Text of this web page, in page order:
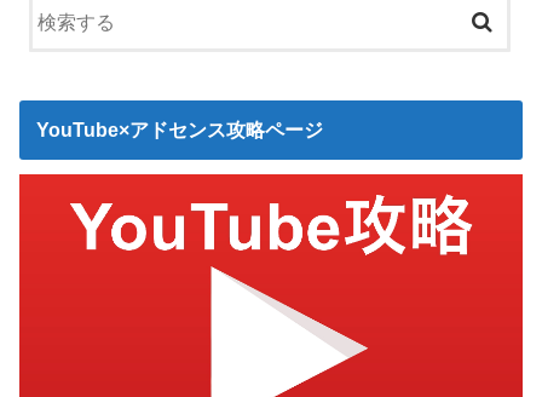
YouTube×アドセンス攻略ページ